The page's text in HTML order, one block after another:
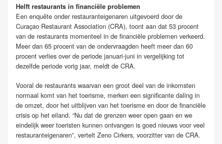
Helft restaurants in financiële problemen
Een enquête onder restauranteigenaren uitgevoerd door de
Curaçao Restaurant Association (CRA), toont aan dat 53 procent
van de restaurants momenteel in de financiële problemen verkeerd.
Meer dan 65 procent van de ondervraagden heeft meer dan 60
procent verlies over de periode januari-juni in vergelijking tot
dezelfde periode vorig jaar, meldt de CRA.
Vooral de restaurants waarvan een groot deel van de inkomsten
normaal komt van het toerisme, merken een significante daling in
de omzet, door het uitblijven van het toerisme en door de financiële
crisis op het eiland. “Nu dat de grenzen weer open gaan en we
eindelijk weer toeristen kunnen ontvangen is goed nieuws voor veel
restauranteigenaren”, vertelt Zeno Cirkers, voorzitter van de CRA.